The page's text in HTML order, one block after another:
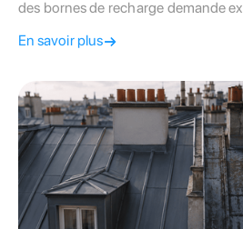
des bornes de recharge demande
En savoir plus